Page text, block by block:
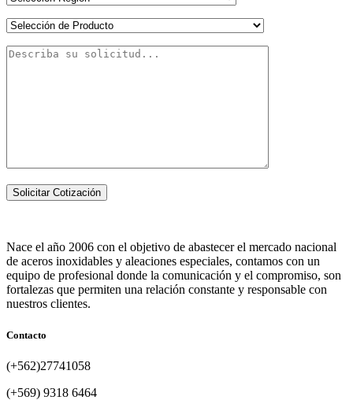
Nace el año 2006 con el objetivo de abastecer el mercado nacional
de aceros inoxidables y aleaciones especiales, contamos con un
equipo de profesional donde la comunicación y el compromiso, son
fortalezas que permiten una relación constante y responsable con
nuestros clientes.
Contacto
(+562)27741058
(+569) 9318 6464